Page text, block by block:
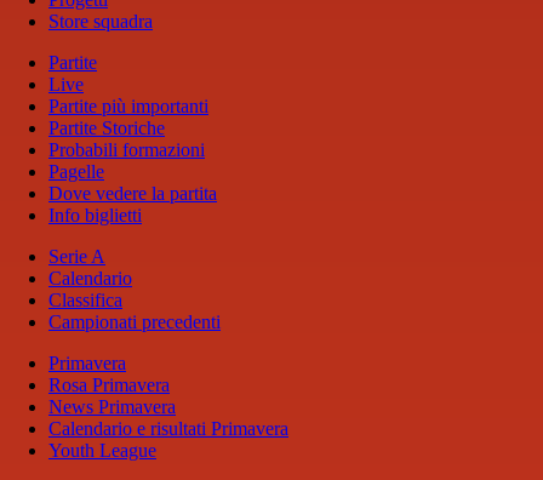
Store squadra
Partite
Live
Partite più importanti
Partite Storiche
Probabili formazioni
Pagelle
Dove vedere la partita
Info biglietti
Serie A
Calendario
Classifica
Campionati precedenti
Primavera
Rosa Primavera
News Primavera
Calendario e risultati Primavera
Youth League